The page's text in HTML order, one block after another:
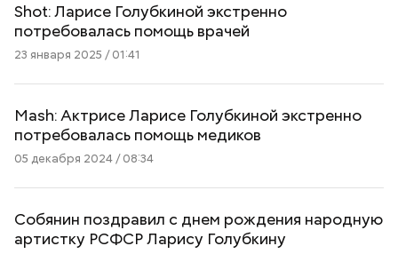
Shot: Ларисе Голубкиной экстренно
потребовалась помощь врачей
23 января 2025 / 01:41
Mаsh: Актрисе Ларисе Голубкиной экстренно
потребовалась помощь медиков
05 декабря 2024 / 08:34
Собянин поздравил с днем рождения народную
артистку РСФСР Ларису Голубкину